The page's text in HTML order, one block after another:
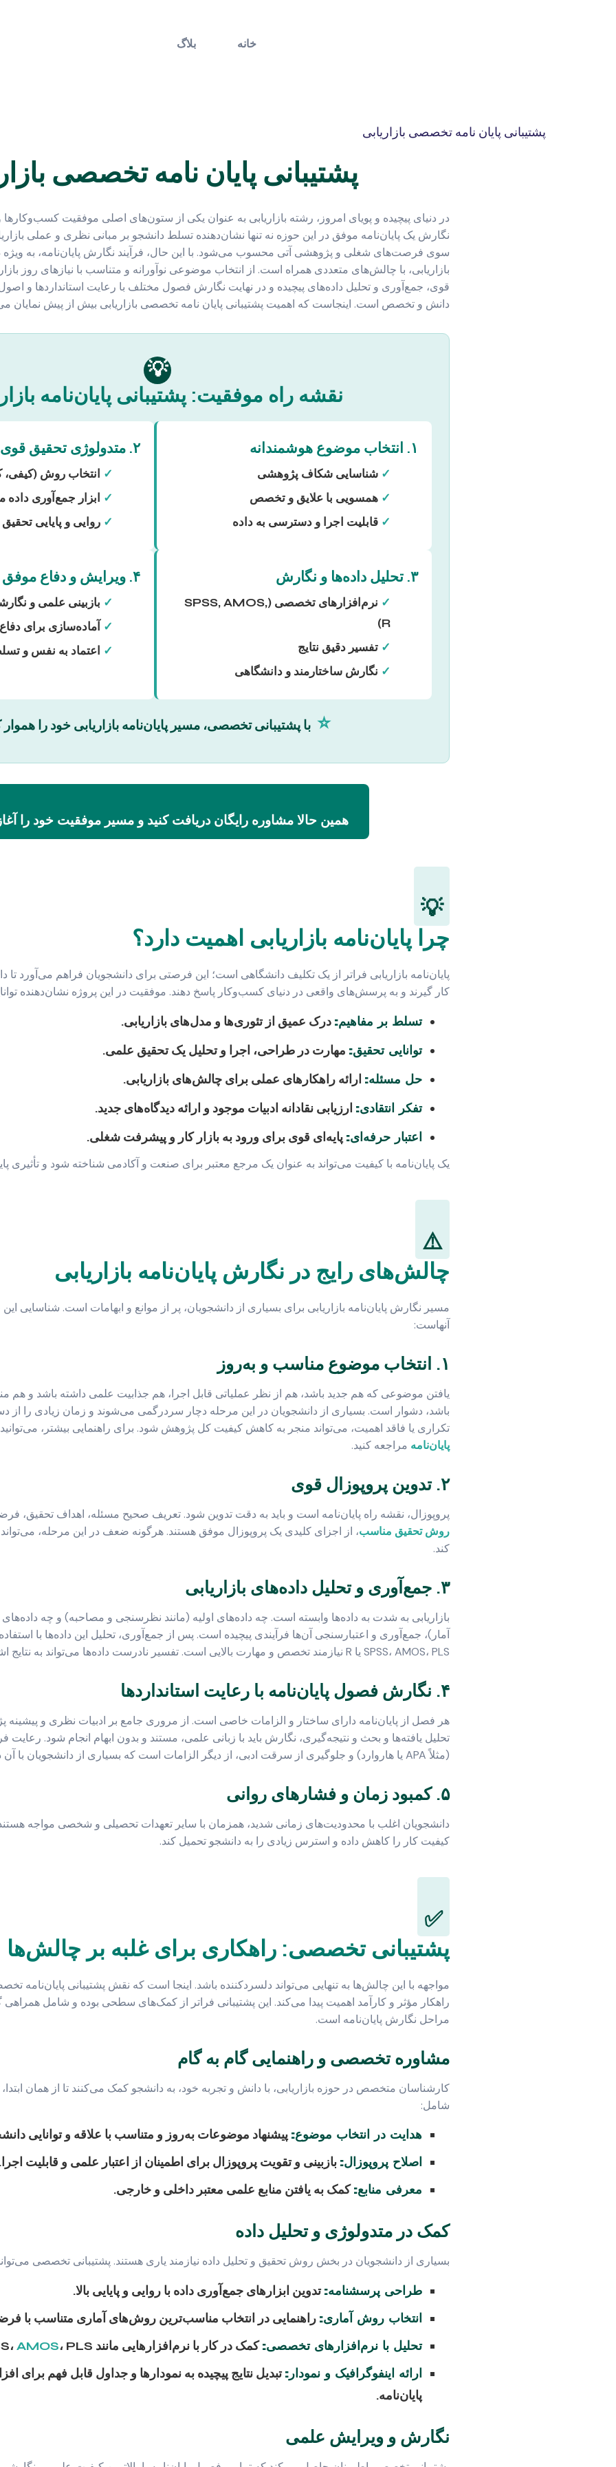
خانه بلاگ
پشتیبانی پایان نامه تخصصی بازاریابی
پشتیبانی پایان نامه تخصصی
در دنیای پیچیده و پویای امروز، رشته بازاریابی به عنوان یکی از ستون‌های اصلی موفقیت
نگارش یک پایان‌نامه موفق در این حوزه نه تنها نشان‌دهنده تسلط دانشجو بر مبانی نظری و عملی
سوی فرصت‌های شغلی و پژوهشی آتی محسوب می‌شود. با این حال، فرآیند نگارش پایان‌نامه، به
بازاریابی، با چالش‌های متعددی همراه است. از انتخاب موضوعی نوآورانه و متناسب با نیازهای روز
قوی، جمع‌آوری و تحلیل داده‌های پیچیده و در نهایت نگارش فصول مختلف با رعایت استانداردها و
دانش و تخصص است. اینجاست که اهمیت پشتیبانی پایان نامه تخصصی بازاریابی بیش از پیش نمایان
💡
نقشه راه موفقیت: پشتیبانی پایان‌نامه
۱. انتخاب موضوع هوشمندانه
✓ شناسایی شکاف پژوهشی
✓ همسویی با علایق و تخصص
✓ قابلیت اجرا و دسترسی به داده
۲. متدولوژی تحقیق قوی
✓ انتخاب روش (کیفی،
✓ ابزار جمع‌آوری داده
✓ روایی و پایایی تحقیق
۳. تحلیل داده‌ها و نگارش
✓
نرم‌افزارهای تخصصی (SPSS, AMOS,
R)
✓ تفسیر دقیق نتایج
✓ نگارش ساختارمند و دانشگاهی
۴. ویرایش و دفاع موفق
✓ بازبینی علمی و
✓ آماده‌سازی برای دفاع
✓ اعتماد به نفس و
⭐ با پشتیبانی تخصصی، مسیر پایان‌نامه بازاریابی خود را هموار
همین حالا مشاوره رایگان دریافت کنید و مسیر موفقیت خود را
💡
چرا پایان‌نامه بازاریابی اهمیت دارد؟
پایان‌نامه بازاریابی فراتر از یک تکلیف دانشگاهی است؛ این فرصتی برای دانشجویان فراهم می‌آورد
کار گیرند و به پرسش‌های واقعی در دنیای کسب‌وکار پاسخ دهند. موفقیت در این پروژه نشان‌دهنده
تسلط بر مفاهیم: درک عمیق از تئوری‌ها و مدل‌های بازاریابی.
توانایی تحقیق: مهارت در طراحی، اجرا و تحلیل یک تحقیق علمی.
حل مسئله: ارائه راهکارهای عملی برای چالش‌های بازاریابی.
تفکر انتقادی: ارزیابی نقادانه ادبیات موجود و ارائه دیدگاه‌های جدید.
اعتبار حرفه‌ای: پایه‌ای قوی برای ورود به بازار کار و پیشرفت شغلی.
یک پایان‌نامه با کیفیت می‌تواند به عنوان یک مرجع معتبر برای صنعت و آکادمی شناخته شود و تأثیری
⚠️
چالش‌های رایج در نگارش پایان‌نامه بازاریابی
مسیر نگارش پایان‌نامه بازاریابی برای بسیاری از دانشجویان، پر از موانع و ابهامات است. شناسایی
آنهاست:
۱. انتخاب موضوع مناسب و به‌روز
یافتن موضوعی که هم جدید باشد، هم از نظر عملیاتی قابل اجرا، هم جذابیت علمی داشته باشد و هم
باشد، دشوار است. بسیاری از دانشجویان در این مرحله دچار سردرگمی می‌شوند و زمان زیادی را
تکراری یا فاقد اهمیت، می‌تواند منجر به کاهش کیفیت کل پژوهش شود. برای راهنمایی بیشتر،
پایان‌نامه مراجعه کنید.
۲. تدوین پروپوزال قوی
پروپوزال، نقشه راه پایان‌نامه است و باید به دقت تدوین شود. تعریف صحیح مسئله، اهداف تحقیق،
روش تحقیق مناسب، از اجزای کلیدی یک پروپوزال موفق هستند. هرگونه ضعف در این مرحله، می‌تواند
کند.
۳. جمع‌آوری و تحلیل داده‌های بازاریابی
بازاریابی به شدت به داده‌ها وابسته است. چه داده‌های اولیه (مانند نظرسنجی و مصاحبه) و چه داده‌های
آمار)، جمع‌آوری و اعتبارسنجی آن‌ها فرآیندی پیچیده است. پس از جمع‌آوری، تحلیل این داده‌ها با
SPSS، AMOS، PLS یا R نیازمند تخصص و مهارت بالایی است. تفسیر نادرست داده‌ها می‌تواند به نتایج اشتباه و بی‌اعتبار منجر شود.
۴. نگارش فصول پایان‌نامه با رعایت استانداردها
هر فصل از پایان‌نامه دارای ساختار و الزامات خاصی است. از مروری جامع بر ادبیات نظری و پیشینه
تحلیل یافته‌ها و بحث و نتیجه‌گیری، نگارش باید با زبانی علمی، مستند و بدون ابهام انجام شود.
(مثلاً APA یا هاروارد) و جلوگیری از سرقت ادبی، از دیگر الزامات است که بسیاری از دانشجویان با آن دست و پنجه نرم می‌کنند.
۵. کمبود زمان و فشارهای روانی
دانشجویان اغلب با محدودیت‌های زمانی شدید، همزمان با سایر تعهدات تحصیلی و شخصی مواجه
کیفیت کار را کاهش داده و استرس زیادی را به دانشجو تحمیل کند.
✅
پشتیبانی تخصصی: راهکاری برای غلبه بر چالش‌ها
مواجهه با این چالش‌ها به تنهایی می‌تواند دلسردکننده باشد. اینجا است که نقش پشتیبانی پایان‌نامه
راهکار مؤثر و کارآمد اهمیت پیدا می‌کند. این پشتیبانی فراتر از کمک‌های سطحی بوده و شامل همراهی
مراحل نگارش پایان‌نامه است.
مشاوره تخصصی و راهنمایی گام به گام
کارشناسان متخصص در حوزه بازاریابی، با دانش و تجربه خود، به دانشجو کمک می‌کنند تا از همان
شامل:
هدایت در انتخاب موضوع: پیشنهاد موضوعات به‌روز و متناسب با علاقه و توانایی
اصلاح پروپوزال: بازبینی و تقویت پروپوزال برای اطمینان از اعتبار علمی و قابلیت اجرا.
معرفی منابع:کمک به یافتن منابع علمی معتبر داخلی و خارجی.
کمک در متدولوژی و تحلیل داده
بسیاری از دانشجویان در بخش روش تحقیق و تحلیل داده نیازمند یاری هستند. پشتیبانی تخصصی
طراحی پرسشنامه:تدوین ابزارهای جمع‌آوری داده با روایی و پایایی بالا.
انتخاب روش آماری: راهنمایی در انتخاب مناسب‌ترین روش‌های آماری متناسب با
تحلیل با نرم‌افزارهای تخصصی:کمک در کار با نرم‌افزارهایی مانند SPSS، AMOS، PLS و تفسیر خروجی‌ها.
ارائه اینفوگرافیک و نمودار:تبدیل نتایج پیچیده به نمودارها و جداول قابل فهم برای
پایان‌نامه.
نگارش و ویرایش علمی